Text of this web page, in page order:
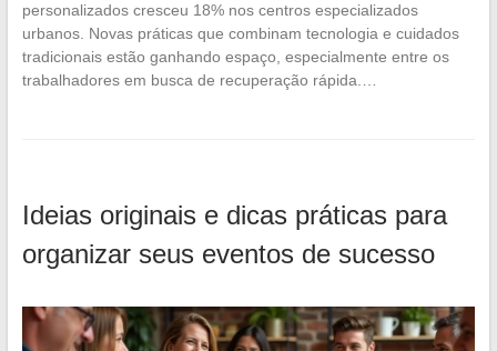
personalizados cresceu 18% nos centros especializados
urbanos. Novas práticas que combinam tecnologia e cuidados
tradicionais estão ganhando espaço, especialmente entre os
trabalhadores em busca de recuperação rápida.…
Ideias originais e dicas práticas para
organizar seus eventos de sucesso